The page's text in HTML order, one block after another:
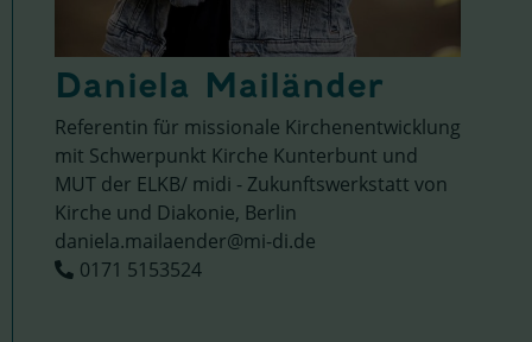
Daniela Mailänder
Referentin für missionale Kirchenentwicklung
mit Schwerpunkt Kirche Kunterbunt und
MUT der ELKB/ midi - Zukunftswerkstatt von
Kirche und Diakonie, Berlin
daniela.mailaender@mi-di.de
0171 5153524